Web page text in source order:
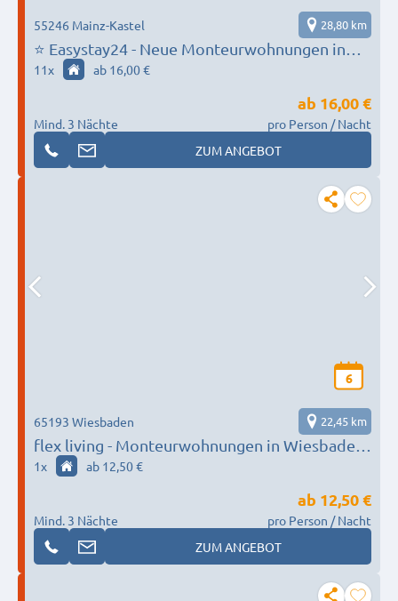
⭐ Easystay24 - Neue Monteurwohnungen in
Mainz Kastel
55246 Mainz-Kastel 28,80 km
11x ab 16,00 €
Mind. 3 Nächte
ab 16,00 €
pro Person / Nacht
ZUM ANGEBOT
6
flex living - Monteurwohnungen in Wiesbaden
(DEU|EN|PL|HU)
65193 Wiesbaden 22,45 km
1x ab 12,50 €
Mind. 3 Nächte
ab 12,50 €
pro Person / Nacht
ZUM ANGEBOT